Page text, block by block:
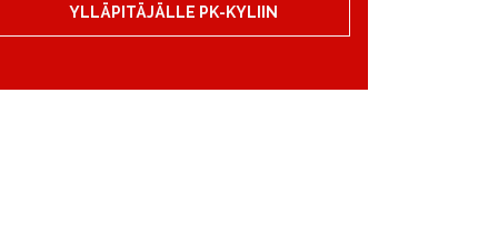
YLLÄPITÄJÄLLE PK-KYLIIN